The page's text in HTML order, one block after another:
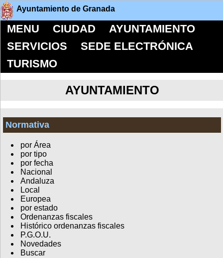
Ayuntamiento de Granada
MENU CIUDAD
AYUNTAMIENTO
SERVICIOS
SEDE ELECTRÓNICA
TURISMO
AYUNTAMIENTO
Normativa
por Área
por tipo
por fecha
Nacional
Andaluza
Local
Europea
por estado
Ordenanzas fiscales
Histórico ordenanzas fiscales
P.G.O.U.
Novedades
Buscar